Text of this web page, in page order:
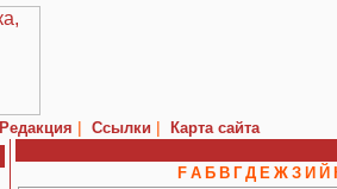
Редакция | Ссылки |
Карта сайта
F А Б В Г Д Е Ж З И Й